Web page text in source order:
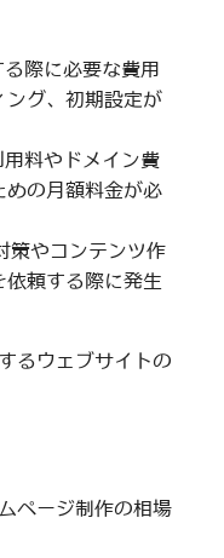
際に必要な費用
ング、初期設定が
料やドメイン費
めの月額料金が必
策やコンテンツ作
依頼する際に発生
るウェブサイトの
ページ制作の相場